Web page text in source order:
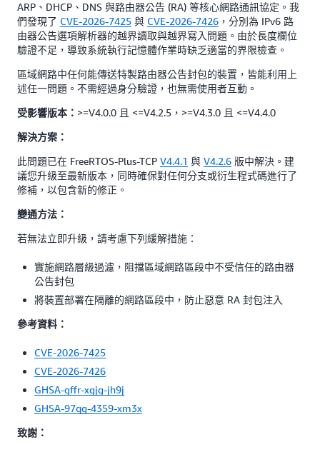
ARP、DHCP、DNS 與路由器公告 (RA) 等核心網路通訊協定。我
們發現了 CVE-2026-7425 與 CVE-2026-7426 ，分別為 IPv6 路
由器公告選項解析器的越界讀取與越界寫入問題。由於長度欄位
驗證不足，導致系統執行記憶體作業時缺乏適當的界限檢查。
區域網路中任何能傳送特製路由器公告封包的裝置，皆能利用上
述任一問題。不需經過身分驗證，也無需使用者互動。
受影響版本： >=V4.0.0 且 <=V4.2.5，>=V4.3.0 且 <=V4.4.0
解決方案：
此問題已在 FreeRTOS-Plus-TCP V4.4.1 與 V4.2.6 版中解決。建
議您升級至最新版本，同時確保對任何分支或衍生程式碼進行了
修補，以包含新的修正。
變通方法：
若無法立即升級，請考慮下列緩解措施：
實施網路層級過濾，阻擋區域網路區段中不受信任的路由器
公告封包
將裝置部署在隔離的網路區段中，防止惡意 RA 封包注入
參考資料：
CVE-2026-7425
CVE-2026-7426
GHSA-gffr-xgjg-jh9j
GHSA-97qg-4359-xm3x
致謝：